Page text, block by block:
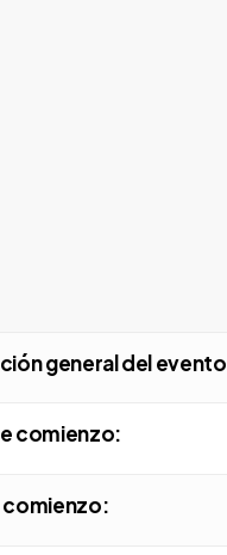
general del evento
comienzo:
comienzo: